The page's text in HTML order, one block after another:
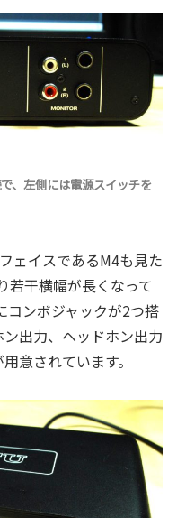
、左側には電源スイッチを
ェイスであるM4も見た
若干横幅が長くなって
コンボジャックが2つ搭
出力、ヘッドホン出力
意されています。